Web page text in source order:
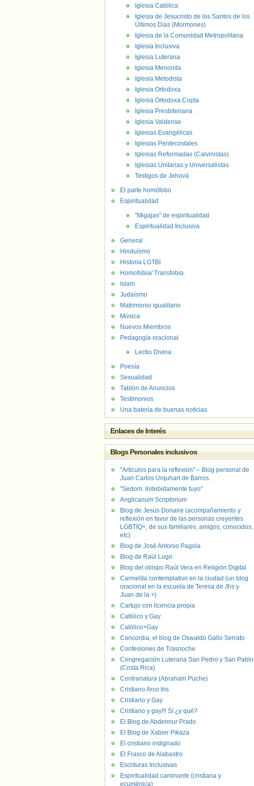
Iglesia Católica
Iglesia de Jesucristo de los Santos de los
Últimos Días (Mormones)
Iglesia de la Comunidad Metropolitana
Iglesia Inclusiva
Iglesia Luterana
Iglesia Menonita
Iglesia Metodista
Iglesia Ortodoxa
Iglesia Ortodoxa Copta
Iglesia Presbiteriana
Iglesia Valdense
Iglesias Evangélicas
Iglesias Pentecostales
Iglesias Reformadas (Calvinistas)
Iglesias Unitarias y Universalistas
Testigos de Jehová
El parte homófobo
Espiritualidad
"Migajas" de espiritualidad
Espiritualidad Inclusiva
General
Hinduísmo
Historia LGTBI
Homofobia/ Transfobia.
Islam
Judaísmo
Matrimonio igualitario
Música
Nuevos Miembros
Pedagogía oracional
Lectio Divina
Poesía
Sexualidad
Tablón de Anuncios
Testimonios
Una batería de buenas noticias
Enlaces de Interés
Blogs Personales inclusivos
"Artículos para la reflexión" – Blog personal de
Juan Carlos Urquhart de Barros.
"Sedom. Indebidamente tuyo"
Anglicanum Scriptorium
Blog de Jesús Donaire (acompañamiento y
reflexión en favor de las personas creyentes
LGBTIQ+, de sus familiares, amigos, conocidos,
etc)
Blog de José Antonio Pagola
Blog de Raúl Lugo
Blog del obispo Raúl Vera en Religión Digital
Carmelita contemplativo en la ciudad (un blog
oracional en la escuela de Teresa de Jhs y
Juan de la +)
Cartujo con licencia propia
Católico y Gay
Católico+Gay
Concordia, el blog de Oswaldo Gallo Serrato
Confesiones de Trasnoche
Congregación Luterana San Pedro y San Pablo
(Costa Rica)
Contranatura (Abraham Puche)
Cristiano Arco Iris
Cristiano y Gay
Cristiano y gay!!! Sí ¿y qué?
El Blog de Abdennur Prado
El Blog de Xabier Pikaza
El cristiano indignado
El Frasco de Alabastro
Escrituras Inclusivas
Espiritualidad caminante (cristiana y
ecuménica)